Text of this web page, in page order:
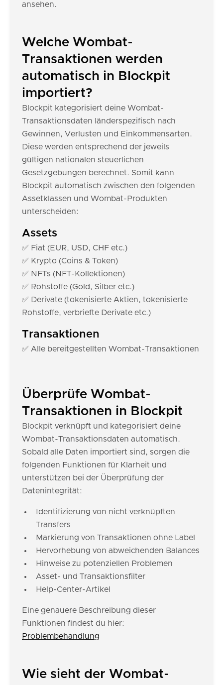
ansehen.
Welche Wombat-
Transaktionen werden
automatisch in Blockpit
importiert?
Blockpit kategorisiert deine Wombat-
Transaktionsdaten länderspezifisch nach
Gewinnen, Verlusten und Einkommensarten.
Diese werden entsprechend der jeweils
gültigen nationalen steuerlichen
Gesetzgebungen berechnet. Somit kann
Blockpit automatisch zwischen den folgenden
Assetklassen und Wombat-Produkten
unterscheiden:
Assets
✅ Fiat (EUR, USD, CHF etc.)
✅ Krypto (Coins & Token)
✅ NFTs (NFT-Kollektionen)
✅ Rohstoffe (Gold, Silber etc.)
✅ Derivate (tokenisierte Aktien, tokenisierte
Rohstoffe, verbriefte Derivate etc.)
Transaktionen
✅ Alle bereitgestellten Wombat-Transaktionen
Überprüfe Wombat-
Transaktionen in Blockpit
Blockpit verknüpft und kategorisiert deine
Wombat-Transaktionsdaten automatisch.
Sobald alle Daten importiert sind, sorgen die
folgenden Funktionen für Klarheit und
unterstützen bei der Überprüfung der
Datenintegrität:
Identifizierung von nicht verknüpften
Transfers
Markierung von Transaktionen ohne Label
Hervorhebung von abweichenden Balances
Hinweise zu potenziellen Problemen
Asset- und Transaktionsfilter
Help-Center-Artikel
Eine genauere Beschreibung dieser
Funktionen findest du hier:
Problembehandlung
Wie sieht der Wombat-